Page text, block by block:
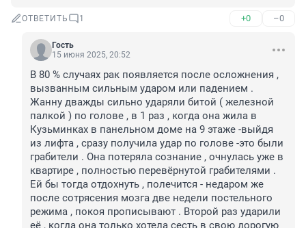
ОТВЕТИТЬ 1 +0 –0
Гость
15 июня 2025, 20:52
В 80 % случаях рак появляется после осложнения ,
вызванным сильным ударом или падением .
Жанну дважды сильно ударяли битой ( железной
палкой ) по голове , в 1 раз , когда она жила в
Кузьминках в панельном доме на 9 этаже -выйдя
из лифта , сразу получила удар по голове -это были
грабители . Она потеряла сознание , очнулась уже в
квартире , полностью перевёрнутой грабителями .
Ей бы тогда отдохнуть , полечится - недаром же
после сотрясения мозга две недели постельного
режима , покоя прописывают . Второй раз ударили
её , когда она только хотела сесть в свою дорогую